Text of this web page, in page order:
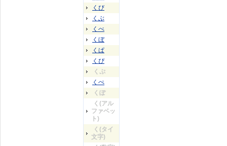
くび
くぶ
くべ
くぼ
くぱ
くぴ
くぷ
くぺ
くぽ
く(アル
ファベッ
ト)
く(タイ
文字)